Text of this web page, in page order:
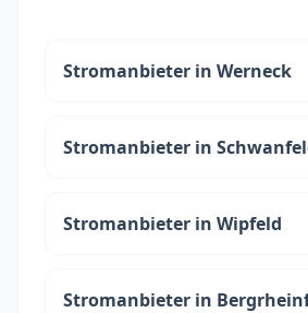
Stromanbieter in Werneck
Stromanbieter in
Stromanbieter in Wipfeld
Stromanbieter in